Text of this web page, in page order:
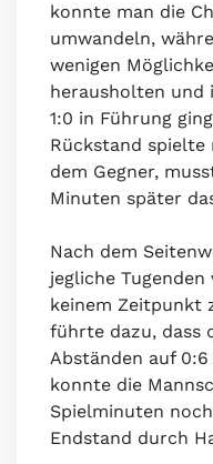
konnte man die
umwandeln,
wenigen
herausholten und
1:0 in Führung
Rückstand spielte
dem Gegner,
Minuten später
Nach dem
jegliche
keinem Zeitpunkt
führte dazu, dass
Abständen auf
konnte die
Spielminuten
Endstand durch